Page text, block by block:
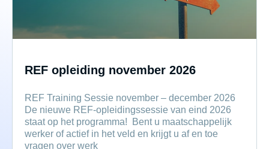
REF opleiding november 2026
REF Training Sessie november – december 2026
De nieuwe REF-opleidingssessie van eind 2026
staat op het programma! Bent u maatschappelijk
werker of actief in het veld en krijgt u af en toe
vragen over werk